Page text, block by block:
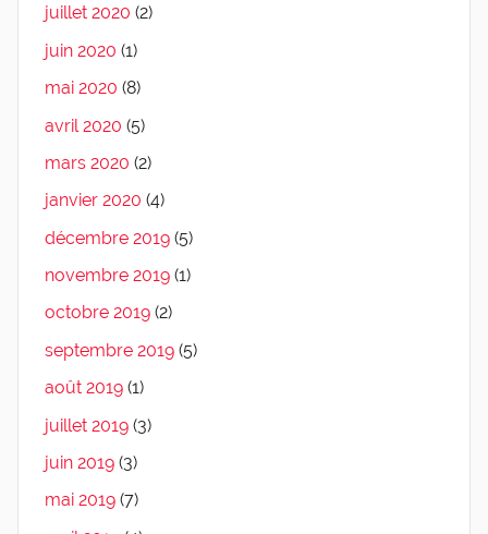
juillet 2020 (2)
juin 2020 (1)
mai 2020 (8)
avril 2020 (5)
mars 2020 (2)
janvier 2020 (4)
décembre 2019 (5)
novembre 2019 (1)
octobre 2019 (2)
septembre 2019 (5)
août 2019 (1)
juillet 2019 (3)
juin 2019 (3)
mai 2019 (7)